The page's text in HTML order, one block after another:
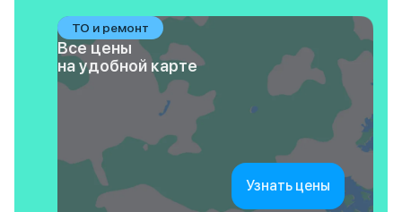
ТО и ремонт
Все цены
на удобной карте
Узнать цены